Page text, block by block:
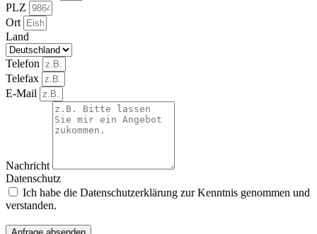
PLZ
Ort
Land
Telefon
Telefax
E-Mail
Nachricht
Datenschutz
Ich habe die Datenschutzerklärung zur Kenntnis genommen und
verstanden.